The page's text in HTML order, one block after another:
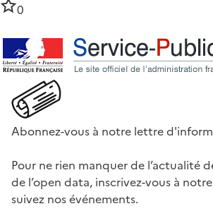
0
Abonnez-vous à notre lettre
Pour ne rien manquer de l’actualité
de l’open data, inscrivez-vous à
suivez nos événements.